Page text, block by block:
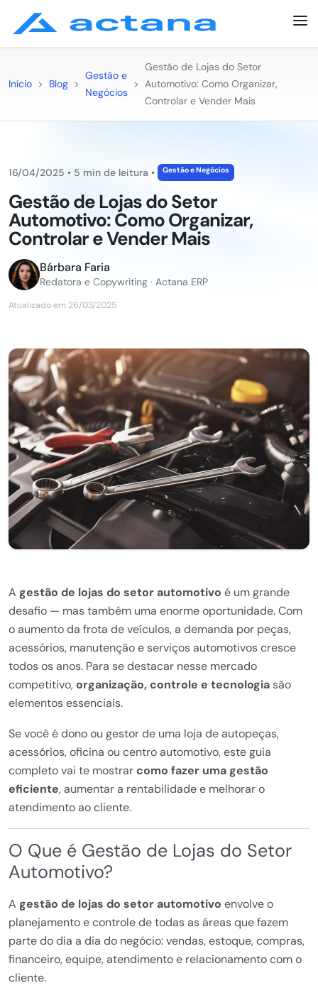
Início > Blog >
Gestão e
Negócios
>
Gestão de Lojas do Setor
Automotivo: Como Organizar,
Controlar e Vender Mais
16/04/2025 • 5 min de leitura • Gestão e Negócios
Gestão de Lojas do Setor
Automotivo: Como Organizar,
Controlar e Vender Mais
Bárbara Faria
Redatora e Copywriting · Actana ERP
Atualizado em 26/03/2025
A gestão de lojas do setor automotivo é um grande
desafio — mas também uma enorme oportunidade. Com
o aumento da frota de veículos, a demanda por peças,
acessórios, manutenção e serviços automotivos cresce
todos os anos. Para se destacar nesse mercado
competitivo,organização, controle e tecnologia são
elementos essenciais.
Se você é dono ou gestor de uma loja de autopeças,
acessórios, oficina ou centro automotivo, este guia
completo vai te mostrarcomo fazer uma gestão
eficiente, aumentar a rentabilidade e melhorar o
atendimento ao cliente.
O Que é Gestão de Lojas do Setor
Automotivo?
A gestão de lojas do setor automotivo envolve o
planejamento e controle de todas as áreas que fazem
parte do dia a dia do negócio: vendas, estoque, compras,
financeiro, equipe, atendimento e relacionamento com o
cliente.